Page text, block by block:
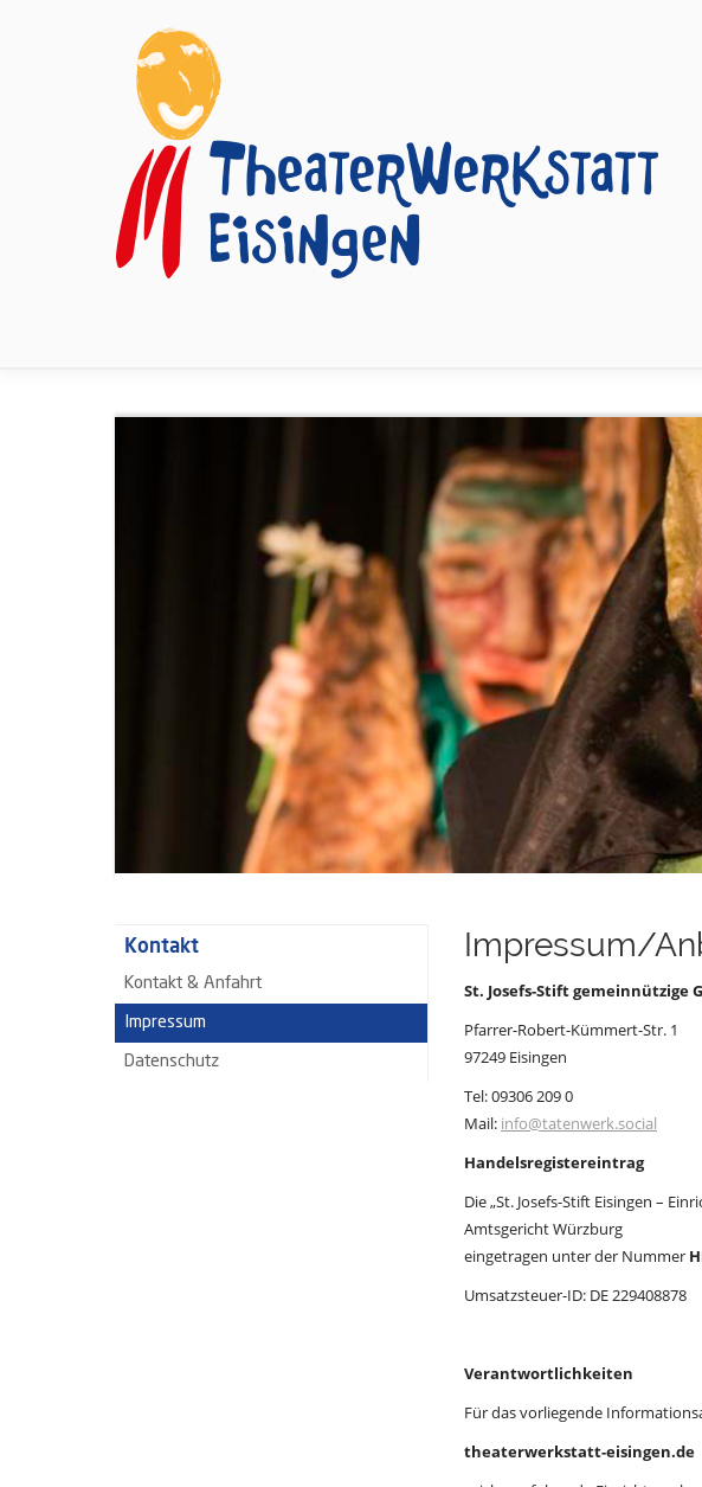
Kontakt
Kontakt & Anfahrt
Impressum
Datenschutz
Impressum/
St. Josefs-Stift gemeinnützige
Pfarrer-Robert-Kümmert-Str. 1
97249 Eisingen
Tel: 09306 209 0
Mail: info@tatenwerk.social
Handelsregistereintrag
Die „St. Josefs-Stift Eisingen –
Amtsgericht Würzburg
eingetragen unter der Nummer
Umsatzsteuer-ID: DE 229408878
Verantwortlichkeiten
Für das vorliegende
theaterwerkstatt-eisingen.de